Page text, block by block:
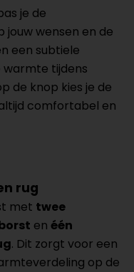
je de
wensen en de
een subtiele
tijdens
de knop kies je de
comfortabel en
rug
met twee
en één
. Dit zorgt voor een
op de